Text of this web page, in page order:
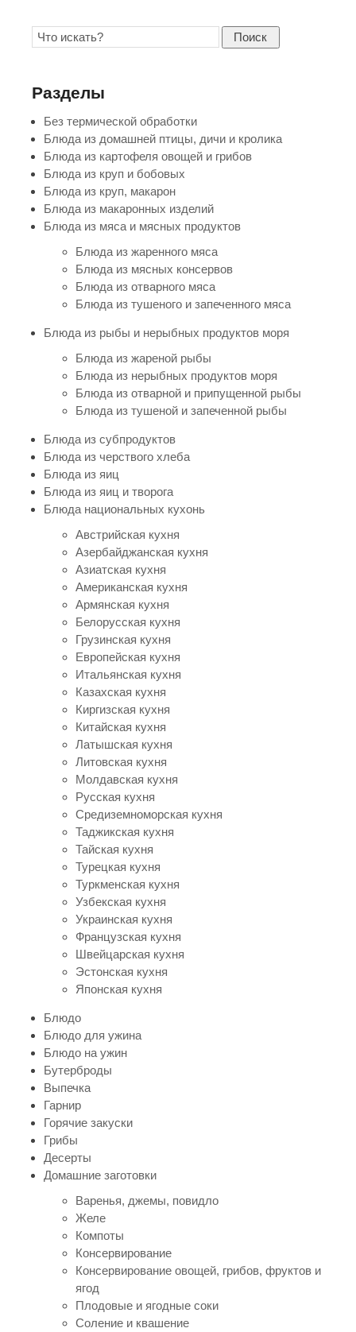
Поиск
Разделы
Без термической обработки
Блюда из домашней птицы, дичи и кролика
Блюда из картофеля овощей и грибов
Блюда из круп и бобовых
Блюда из круп, макарон
Блюда из макаронных изделий
Блюда из мяса и мясных продуктов
Блюда из жаренного мяса
Блюда из мясных консервов
Блюда из отварного мяса
Блюда из тушеного и запеченного мяса
Блюда из рыбы и нерыбных продуктов моря
Блюда из жареной рыбы
Блюда из нерыбных продуктов моря
Блюда из отварной и припущенной рыбы
Блюда из тушеной и запеченной рыбы
Блюда из субпродуктов
Блюда из черствого хлеба
Блюда из яиц
Блюда из яиц и творога
Блюда национальных кухонь
Австрийская кухня
Азербайджанская кухня
Азиатская кухня
Американская кухня
Армянская кухня
Белорусская кухня
Грузинская кухня
Европейская кухня
Итальянская кухня
Казахская кухня
Киргизская кухня
Китайская кухня
Латышская кухня
Литовская кухня
Молдавская кухня
Русская кухня
Средиземноморская кухня
Таджикская кухня
Тайская кухня
Турецкая кухня
Туркменская кухня
Узбекская кухня
Украинская кухня
Французская кухня
Швейцарская кухня
Эстонская кухня
Японская кухня
Блюдо
Блюдо для ужина
Блюдо на ужин
Бутерброды
Выпечка
Гарнир
Горячие закуски
Грибы
Десерты
Домашние заготовки
Варенья, джемы, повидло
Желе
Компоты
Консервирование
Консервирование овощей, грибов, фруктов и
ягод
Плодовые и ягодные соки
Соление и квашение